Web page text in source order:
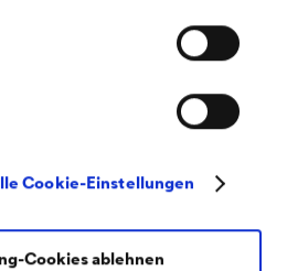
Cookie-Einstellungen
Cookies ablehnen
von der Rolle